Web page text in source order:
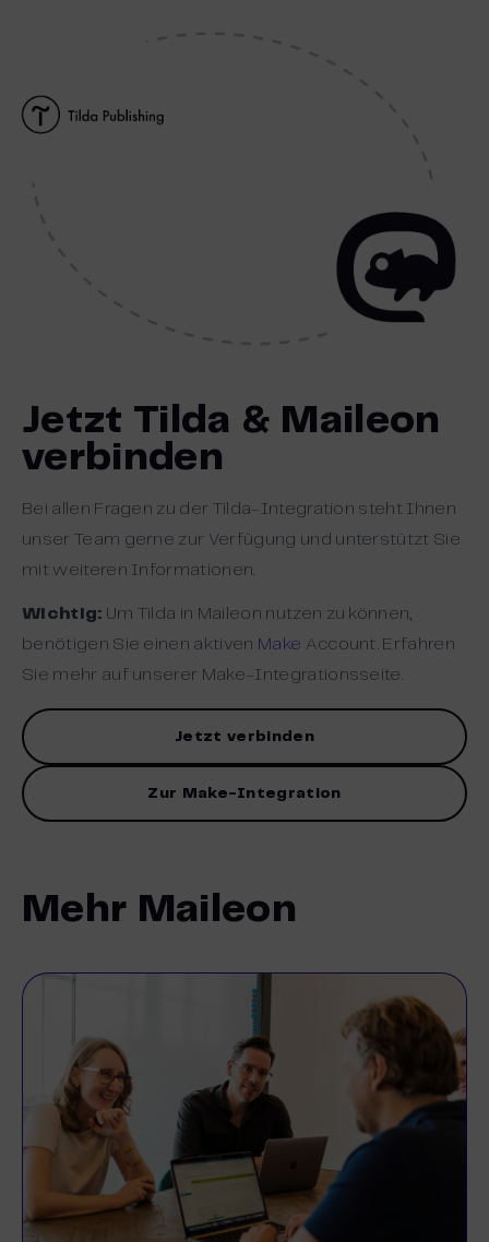
Jetzt Tilda & Maileon
verbinden
Bei allen Fragen zu der Tilda-Integration steht Ihnen
unser Team gerne zur Verfügung und unterstützt Sie
mit weiteren Informationen.
Wichtig: Um Tilda in Maileon nutzen zu können,
benötigen Sie einen aktiven Make Account. Erfahren
Sie mehr auf unserer Make-Integrationsseite.
Jetzt verbinden
Zur Make-Integration
Mehr Maileon